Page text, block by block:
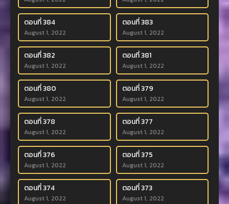
ตอนที่ 384
August 1, 2022
ตอนที่ 383
August 1, 2022
ตอนที่ 382
August 1, 2022
ตอนที่ 381
August 1, 2022
ตอนที่ 380
August 1, 2022
ตอนที่ 379
August 1, 2022
ตอนที่ 378
August 1, 2022
ตอนที่ 377
August 1, 2022
ตอนที่ 376
August 1, 2022
ตอนที่ 375
August 1, 2022
ตอนที่ 374
August 1, 2022
ตอนที่ 373
August 1, 2022